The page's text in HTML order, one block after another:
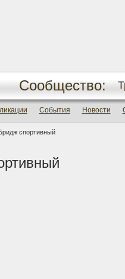
Сообщество:
События Новости
спортивный